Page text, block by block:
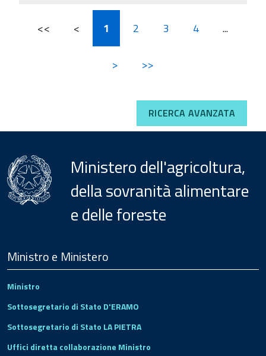
<< < 1 2 3 4 ...
> >>
RICERCA AVANZATA
Ministero dell'agricoltura,
della sovranità alimentare
e delle foreste
Footer
Ministro e Ministero
Ministro
Sottosegretario di Stato D'ERAMO
Sottosegretario di Stato LA PIETRA
Uffici diretta collaborazione Ministro